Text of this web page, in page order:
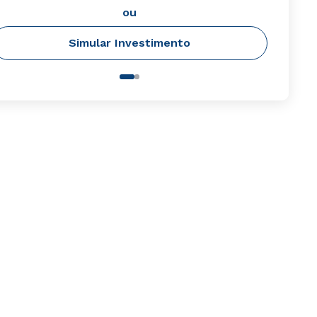
ou
Simular Investimento